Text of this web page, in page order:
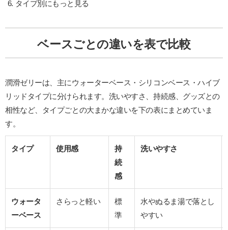
タイプ別にもっと見る
ベースごとの違いを表で比較
潤滑ゼリーは、主にウォーターベース・シリコンベース・ハイブ
リッドタイプに分けられます。洗いやすさ、持続感、グッズとの
相性など、タイプごとの大まかな違いを下の表にまとめていま
す。
タイプ 使用感
持
続
感
洗いやすさ
ウォータ
ーベース
さらっと軽い
標
準
水やぬるま湯で落とし
やすい